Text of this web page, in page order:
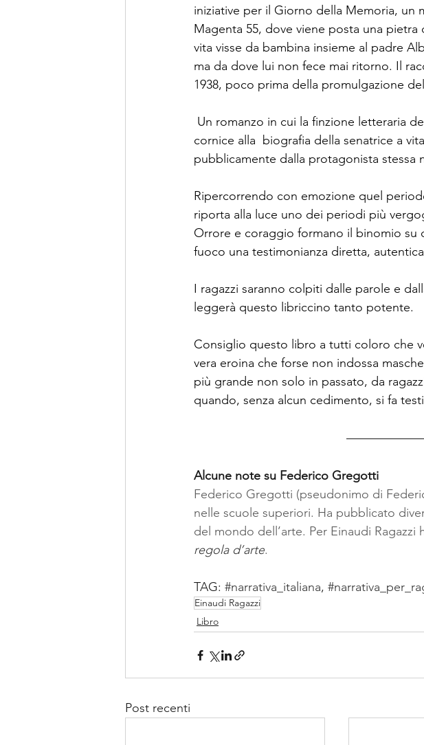
iniziative per il Giorno della Memoria, un
Magenta 55, dove viene posta una
vita visse da bambina insieme al padre
ma da dove lui non fece mai ritorno. Il
1938, poco prima della promulgazione
Un romanzo in cui la finzione letteraria
cornice alla  biografia della senatrice a
pubblicamente dalla protagonista stessa
Ripercorrendo con emozione quel
riporta alla luce uno dei periodi più
Orrore e coraggio formano il binomio
fuoco una testimonianza diretta,
I ragazzi saranno colpiti dalle parole e
leggerà questo libriccino tanto potente.
Consiglio questo libro a tutti coloro che
vera eroina che forse non indossa
più grande non solo in passato, da
quando, senza alcun cedimento, si fa
Alcune note su Federico Gregotti
Federico Gregotti (pseudonimo di
nelle scuole superiori. Ha pubblicato
del mondo dell’arte. Per Einaudi Ragazzi
regola d’arte.
TAG: #narrativa_italiana,
Einaudi Ragazzi
Libro
Post recenti